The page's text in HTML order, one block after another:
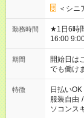
＜シニ
勤務時間
★1日6時間～の時短
16:00 9:00
場合、他
ん ※法令
となりま
短時間・
期間
開始日は
でも働け
特徴 日払いOK
服装自由 /
ソコンス